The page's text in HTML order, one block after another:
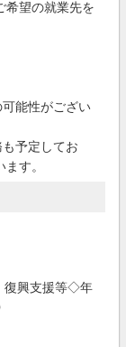
希望の就業先を
能性がござい
予定してお
す。
復興支援等◇年